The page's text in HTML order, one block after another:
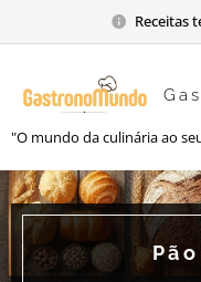
Receitas
"O mundo da culinária ao